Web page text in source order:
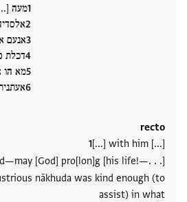
מעה
אנעם
דכלת
מא הו
recto
[...] with him [...]
[God] pro[lon]g [his life!—. . .]
nākhuda was kind enough (to
assist) in what